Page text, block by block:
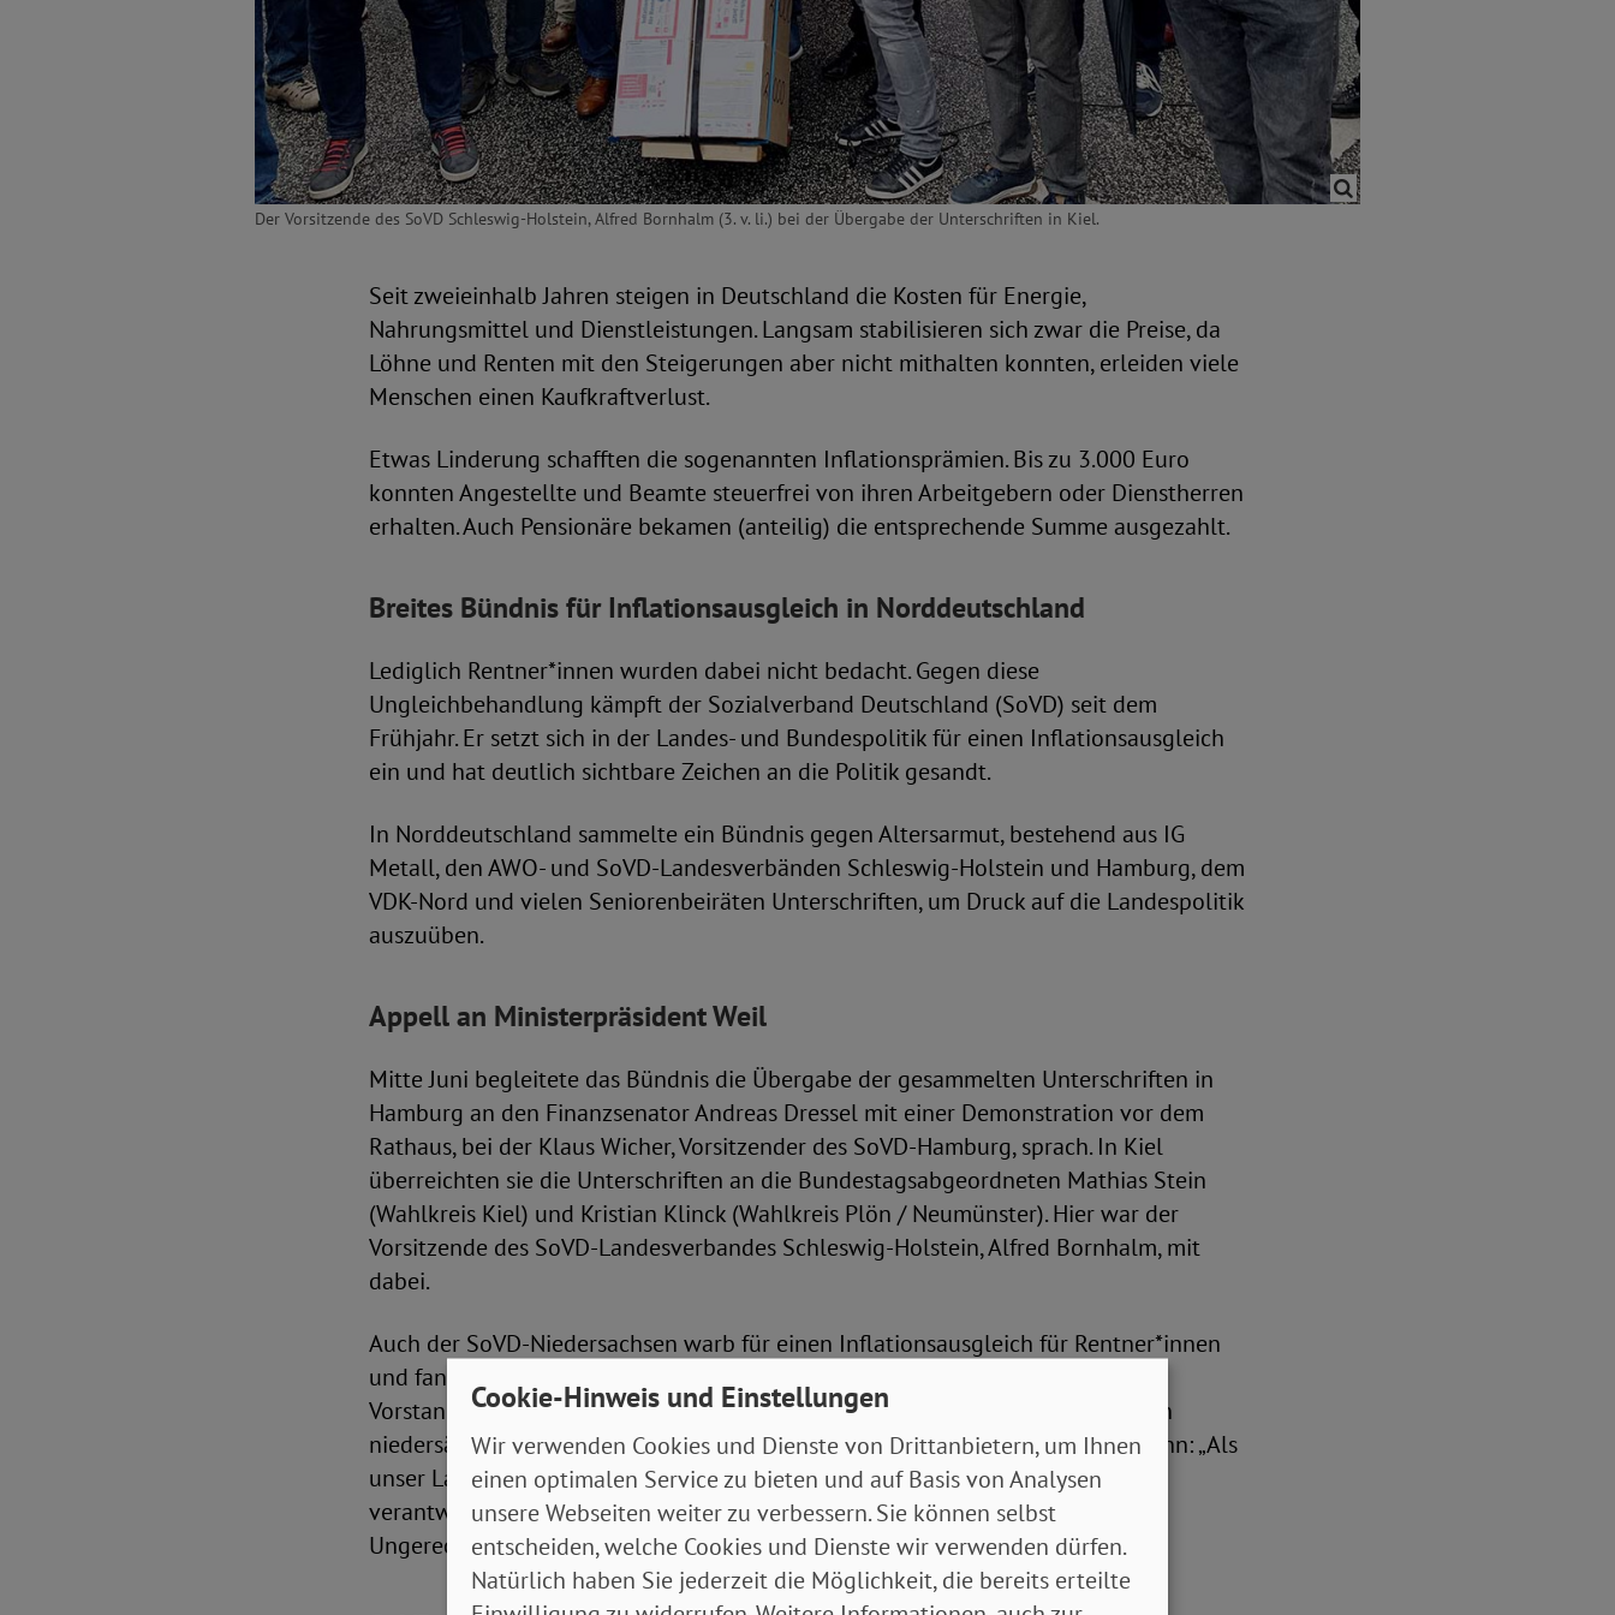
Der Vorsitzende des SoVD Schleswig-Holstein, Alfred Bornhalm (3. v. li.) bei der Übergabe der Unterschriften in Kiel.
Seit zweieinhalb Jahren steigen in Deutschland die Kosten für Energie,
Nahrungsmittel und Dienstleistungen. Langsam stabilisieren sich zwar die Preise, da
Löhne und Renten mit den Steigerungen aber nicht mithalten konnten, erleiden viele
Menschen einen Kaufkraftverlust.
Etwas Linderung schafften die sogenannten Inflationsprämien. Bis zu 3.000 Euro
konnten Angestellte und Beamte steuerfrei von ihren Arbeitgebern oder Dienstherren
erhalten. Auch Pensionäre bekamen (anteilig) die entsprechende Summe ausgezahlt.
Breites Bündnis für Inflationsausgleich in Norddeutschland
Lediglich Rentner*innen wurden dabei nicht bedacht. Gegen diese
Ungleichbehandlung kämpft der Sozialverband Deutschland (SoVD) seit dem
Frühjahr. Er setzt sich in der Landes- und Bundespolitik für einen Inflationsausgleich
ein und hat deutlich sichtbare Zeichen an die Politik gesandt.
In Norddeutschland sammelte ein Bündnis gegen Altersarmut, bestehend aus IG
Metall, den AWO- und SoVD-Landesverbänden Schleswig-Holstein und Hamburg, dem
VDK-Nord und vielen Seniorenbeiräten Unterschriften, um Druck auf die Landespolitik
auszuüben.
Appell an Ministerpräsident Weil
Mitte Juni begleitete das Bündnis die Übergabe der gesammelten Unterschriften in
Hamburg an den Finanzsenator Andreas Dressel mit einer Demonstration vor dem
Rathaus, bei der Klaus Wicher, Vorsitzender des SoVD-Hamburg, sprach. In Kiel
überreichten sie die Unterschriften an die Bundestagsabgeordneten Mathias Stein
(Wahlkreis Kiel) und Kristian Klinck (Wahlkreis Plön / Neumünster). Hier war der
Vorsitzende des SoVD-Landesverbandes Schleswig-Holstein, Alfred Bornhalm, mit
dabei.
Auch der SoVD-Niedersachsen warb für einen Inflationsausgleich für Rentner*innen
und fand große Unterstützung in der Bevölkerung. Dirk Swinke, der
Vorstandsvorsitzende des Landesverbandes, übergab die Unterschriften an den
niedersächsischen Ministerpräsidenten Stephan Weil. Dabei appellierte er an ihn: „Als
unser Landesvater sind Sie für die Nöte und Sorgen der Menschen im Land
verantwortlich. Setzen Sie sich dafür ein und sorgen Sie dafür, dass diese
Ungerechtigkeit ein Ende hat.“
Cookie-Hinweis und Einstellungen
Wir verwenden Cookies und Dienste von Drittanbietern, um Ihnen
einen optimalen Service zu bieten und auf Basis von Analysen
unsere Webseiten weiter zu verbessern. Sie können selbst
entscheiden, welche Cookies und Dienste wir verwenden dürfen.
Natürlich haben Sie jederzeit die Möglichkeit, die bereits erteilte